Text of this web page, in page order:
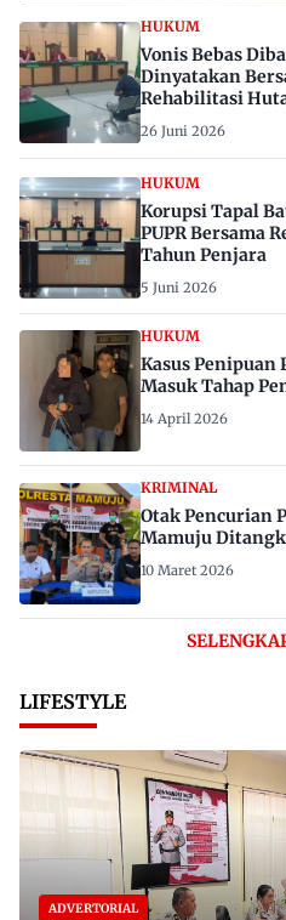
HUKUM
Vonis Bebas
Dinyatakan
Rehabilitasi
26 Juni 2026
HUKUM
Korupsi Tapal
PUPR Bersama
Tahun Penjara
5 Juni 2026
HUKUM
Kasus Penipuan
Masuk Tahap
14 April 2026
KRIMINAL
Otak Pencurian
Mamuju
10 Maret 2026
LIFESTYLE
ADVERTORIAL